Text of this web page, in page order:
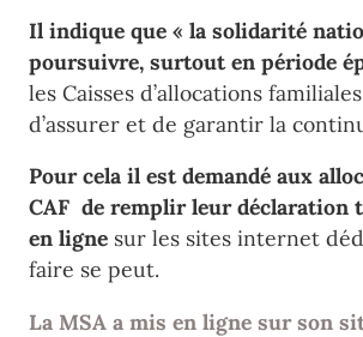
Il indique que « la solidarité
poursuivre, surtout en période
les Caisses d’allocations
d’assurer et de garantir la
Pour cela il est demandé aux
CAF de remplir leur déclaration
en ligne sur les sites internet
faire se peut.
La MSA a mis en ligne sur son